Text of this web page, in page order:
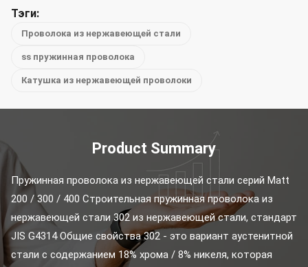
Тэги:
Проволока из нержавеющей стали
ss пружинная проволока
Катушка из нержавеющей проволоки
Product Summary
Пружинная проволока из нержавеющей стали серий Matt
200 / 300 / 400 Строительная пружинная проволока из
нержавеющей стали 302 из нержавеющей стали, стандарт
JIS G4314 Общие свойства 302 - это вариант аустенитной
стали с содержанием 18% хрома / 8% никеля, которая